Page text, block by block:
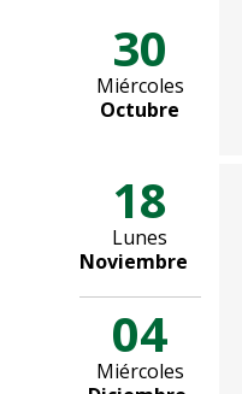
30
Miércoles
Octubre
18
Lunes
Noviembre
04
Miércoles